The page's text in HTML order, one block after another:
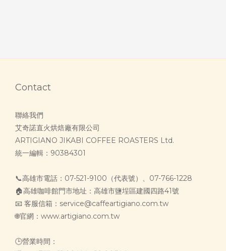
Contact
聯絡我們
艾奇諾直火烘焙廠有限公司
ARTIGIANO JIKABI COFFEE ROASTERS Ltd.
統一編輯：90384301
📞高雄市電話：07-521-9100（代表號）、07-766-1228
🏠高雄咖啡館門市地址：高雄市鹽埕區建國四路41號
📧 客服信箱：service@caffeartigiano.com.tw
🌐官網：www.artigiano.com.tw
🕒營業時間：